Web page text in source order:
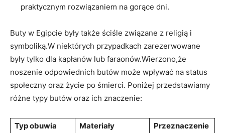
praktycznym rozwiązaniem‍ na gorące dni.
Buty w ​Egipcie​ były ⁤także ściśle związane z religią i
symboliką.W niektórych przypadkach zarezerwowane
były tylko dla kapłanów lub faraonów.Wierzono,że
noszenie odpowiednich butów może wpływać na status
społeczny oraz życie po śmierci. Poniżej przedstawiamy
różne typy butów ⁢oraz ich znaczenie:
Typ obuwia Materiały Przeznaczenie